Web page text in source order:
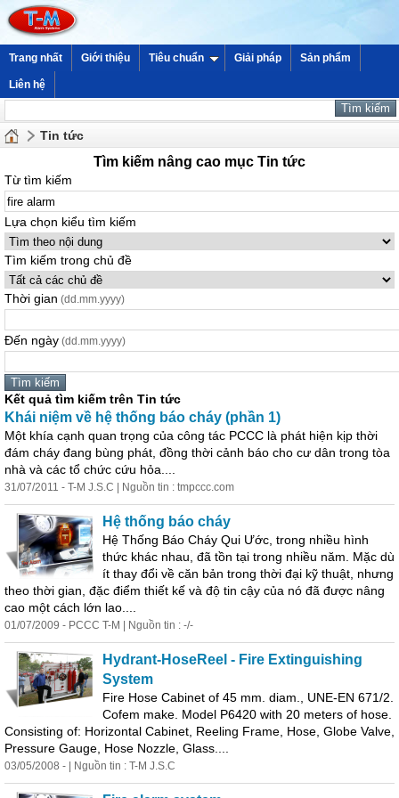
Trang nhất Giới thiệu Tiêu chuẩn Giải pháp Sản phẩm
Liên hệ
Tin tức
Tìm kiếm nâng cao mục Tin tức
Từ tìm kiếm
Lựa chọn kiểu tìm kiếm
Tìm kiếm trong chủ đề
Thời gian (dd.mm.yyyy)
Đến ngày (dd.mm.yyyy)
Kết quả tìm kiếm trên Tin tức
Khái niệm về hệ thống báo cháy (phần 1)
Một khía cạnh quan trọng của công tác PCCC là phát hiện kịp thời
đám cháy đang bùng phát, đồng thời cảnh báo cho cư dân trong tòa
nhà và các tổ chức cứu hỏa....
31/07/2011 - T-M J.S.C | Nguồn tin : tmpccc.com
Hệ thống báo cháy
Hệ Thống Báo Cháy Qui Ước, trong nhiều hình
thức khác nhau, đã tồn tại trong nhiều năm. Mặc dù
ít thay đổi về căn bản trong thời đại kỹ thuật, nhưng
theo thời gian, đặc điểm thiết kế và độ tin cậy của nó đã được nâng
cao một cách lớn lao....
01/07/2009 - PCCC T-M | Nguồn tin : -/-
Hydrant-HoseReel - Fire Extinguishing
System
Fire Hose Cabinet of 45 mm. diam., UNE-EN 671/2.
Cofem make. Model P6420 with 20 meters of hose.
Consisting of: Horizontal Cabinet, Reeling Frame, Hose, Globe Valve,
Pressure Gauge, Hose Nozzle, Glass....
03/05/2008 - | Nguồn tin : T-M J.S.C